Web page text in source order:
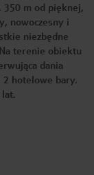
350 m od pięknej,
nowoczesny i
niezbędne
terenie obiektu
dania
2 hotelowe bary.